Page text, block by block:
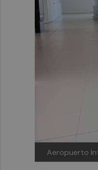
Aeropuerto